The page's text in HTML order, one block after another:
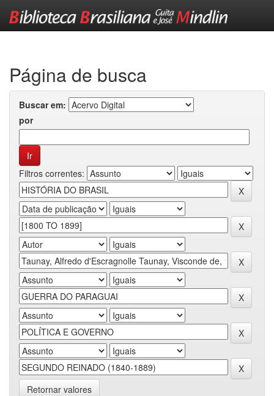
Página de busca
Buscar em:
por
Filtros correntes:
Retornar valores